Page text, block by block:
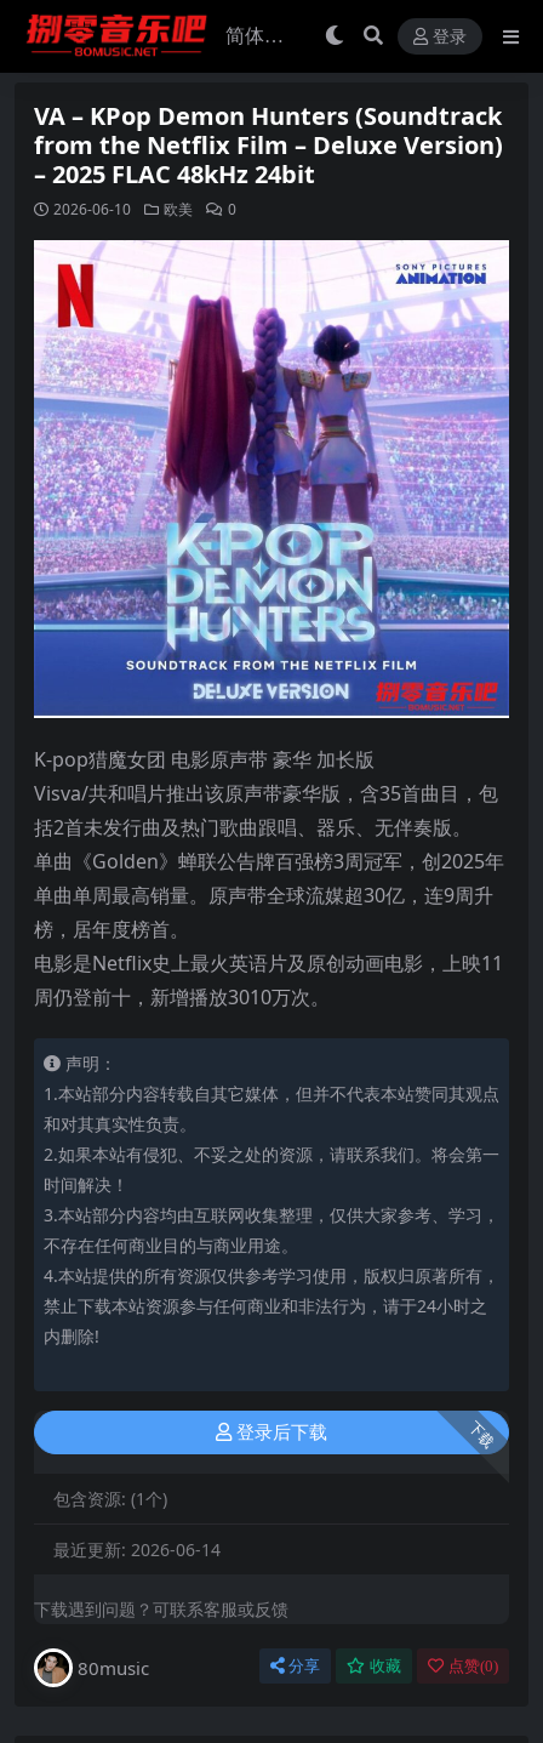
登录
VA – KPop Demon Hunters (Soundtrack
from the Netflix Film – Deluxe Version)
– 2025 FLAC 48kHz 24bit
2026-06-10 欧美 0
K-pop猎魔女团 电影原声带 豪华 加长版
Visva/共和唱片推出该原声带豪华版，含35首曲目，包
括2首未发行曲及热门歌曲跟唱、器乐、无伴奏版。
单曲《Golden》蝉联公告牌百强榜3周冠军，创2025年
单曲单周最高销量。原声带全球流媒超30亿，连9周升
榜，居年度榜首。
电影是Netflix史上最火英语片及原创动画电影，上映11
周仍登前十，新增播放3010万次。
声明：
1.本站部分内容转载自其它媒体，但并不代表本站赞同其观点
和对其真实性负责。
2.如果本站有侵犯、不妥之处的资源，请联系我们。将会第一
时间解决！
3.本站部分内容均由互联网收集整理，仅供大家参考、学习，
不存在任何商业目的与商业用途。
4.本站提供的所有资源仅供参考学习使用，版权归原著所有，
禁止下载本站资源参与任何商业和非法行为，请于24小时之
内删除!
下载
登录后下载
包含资源: (1个)
最近更新: 2026-06-14
下载遇到问题？可联系客服或反馈
80music 分享 收藏 点赞(0)